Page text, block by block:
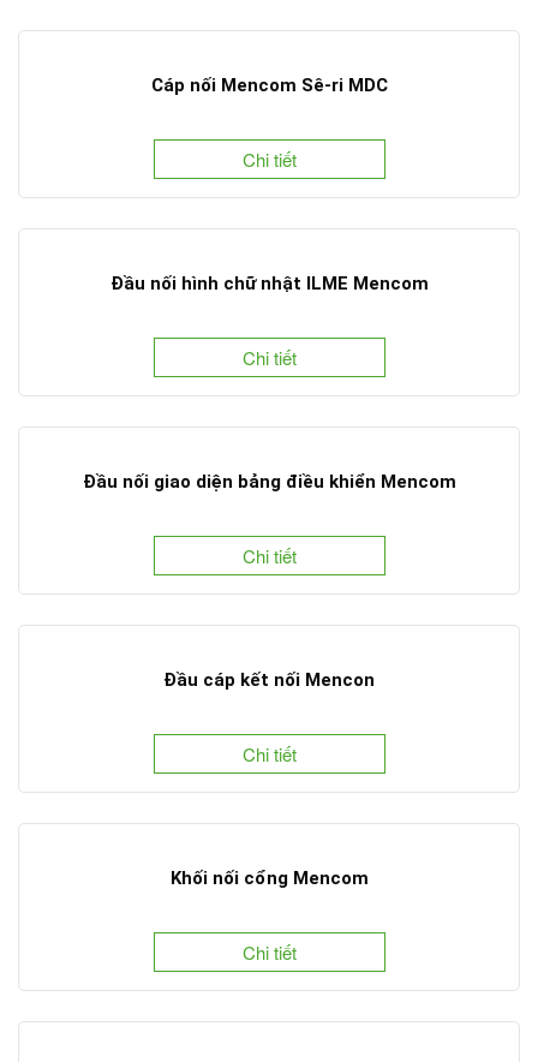
Cáp nối Mencom Sê-ri MDC
Chi tiết
Đầu nối hình chữ nhật ILME Mencom
Chi tiết
Đầu nối giao diện bảng điều khiển Mencom
Chi tiết
Đầu cáp kết nối Mencon
Chi tiết
Khối nối cổng Mencom
Chi tiết